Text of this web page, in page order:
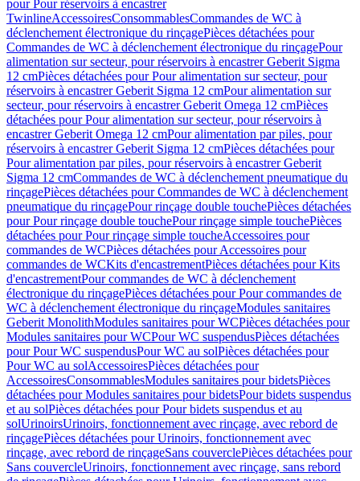
pour Pour réservoirs à encastrer
TwinlineAccessoiresConsommablesCommandes de WC à
déclenchement électronique du rinçagePièces détachées pour
Commandes de WC à déclenchement électronique du rinçagePour
alimentation sur secteur, pour réservoirs à encastrer Geberit Sigma
12 cmPièces détachées pour Pour alimentation sur secteur, pour
réservoirs à encastrer Geberit Sigma 12 cmPour alimentation sur
secteur, pour réservoirs à encastrer Geberit Omega 12 cmPièces
détachées pour Pour alimentation sur secteur, pour réservoirs à
encastrer Geberit Omega 12 cmPour alimentation par piles, pour
réservoirs à encastrer Geberit Sigma 12 cmPièces détachées pour
Pour alimentation par piles, pour réservoirs à encastrer Geberit
Sigma 12 cmCommandes de WC à déclenchement pneumatique du
rinçagePièces détachées pour Commandes de WC à déclenchement
pneumatique du rinçagePour rinçage double touchePièces détachées
pour Pour rinçage double touchePour rinçage simple touchePièces
détachées pour Pour rinçage simple toucheAccessoires pour
commandes de WCPièces détachées pour Accessoires pour
commandes de WCKits d'encastrementPièces détachées pour Kits
d'encastrementPour commandes de WC à déclenchement
électronique du rinçagePièces détachées pour Pour commandes de
WC à déclenchement électronique du rinçageModules sanitaires
Geberit MonolithModules sanitaires pour WCPièces détachées pour
Modules sanitaires pour WCPour WC suspendusPièces détachées
pour Pour WC suspendusPour WC au solPièces détachées pour
Pour WC au solAccessoiresPièces détachées pour
AccessoiresConsommablesModules sanitaires pour bidetsPièces
détachées pour Modules sanitaires pour bidetsPour bidets suspendus
et au solPièces détachées pour Pour bidets suspendus et au
solUrinoirsUrinoirs, fonctionnement avec rinçage, avec rebord de
rinçagePièces détachées pour Urinoirs, fonctionnement avec
rinçage, avec rebord de rinçageSans couverclePièces détachées pour
Sans couvercleUrinoirs, fonctionnement avec rinçage, sans rebord